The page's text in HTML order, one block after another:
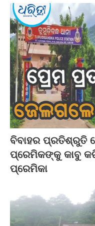
ବିବାହର ପ୍ରତିଶ୍ରୁତି
ପ୍ରେମିକଙ୍କୁ କାବୁ କରି
ପ୍ରେମିକା